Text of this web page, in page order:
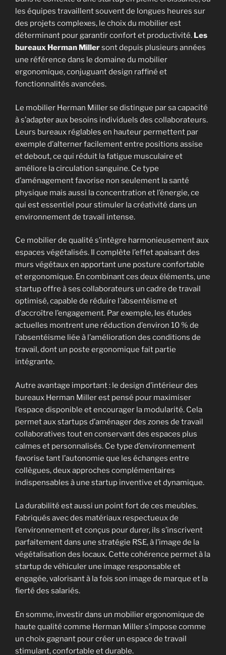
les équipes travaillent souvent de longues heures sur
des projets complexes, le choix du mobilier est
déterminant pour garantir confort et productivité. Les
bureaux Herman Millersont depuis plusieurs années
une référence dans le domaine du mobilier
ergonomique, conjuguant design raffiné et
fonctionnalités avancées.
Le mobilier Herman Miller se distingue par sa capacité
à s’adapter aux besoins individuels des collaborateurs.
Leurs bureaux réglables en hauteur permettent par
exemple d’alterner facilement entre positions assise
et debout, ce qui réduit la fatigue musculaire et
améliore la circulation sanguine. Ce type
d’aménagement favorise non seulement la santé
physique mais aussi la concentration et l’énergie, ce
qui est essentiel pour stimuler la créativité dans un
environnement de travail intense.
Ce mobilier de qualité s’intègre harmonieusement aux
espaces végétalisés. Il complète l’effet apaisant des
murs végétaux en apportant une posture confortable
et ergonomique. En combinant ces deux éléments, une
startup offre à ses collaborateurs un cadre de travail
optimisé, capable de réduire l’absentéisme et
d’accroître l’engagement. Par exemple, les études
actuelles montrent une réduction d’environ 10 % de
l’absentéisme liée à l’amélioration des conditions de
travail, dont un poste ergonomique fait partie
intégrante.
Autre avantage important : le design d’intérieur des
bureaux Herman Miller est pensé pour maximiser
l’espace disponible et encourager la modularité. Cela
permet aux startups d’aménager des zones de travail
collaboratives tout en conservant des espaces plus
calmes et personnalisés. Ce type d’environnement
favorise tant l’autonomie que les échanges entre
collègues, deux approches complémentaires
indispensables à une startup inventive et dynamique.
La durabilité est aussi un point fort de ces meubles.
Fabriqués avec des matériaux respectueux de
l’environnement et conçus pour durer, ils s’inscrivent
parfaitement dans une stratégie RSE, à l’image de la
végétalisation des locaux. Cette cohérence permet à la
startup de véhiculer une image responsable et
engagée, valorisant à la fois son image de marque et la
fierté des salariés.
En somme, investir dans un mobilier ergonomique de
haute qualité comme Herman Miller s’impose comme
un choix gagnant pour créer un espace de travail
stimulant, confortable et durable.